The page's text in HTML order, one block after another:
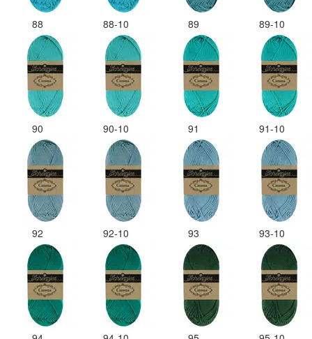
88 88-10 89 89-10
90 90-10 91 91-10
92 92-10 93 93-10